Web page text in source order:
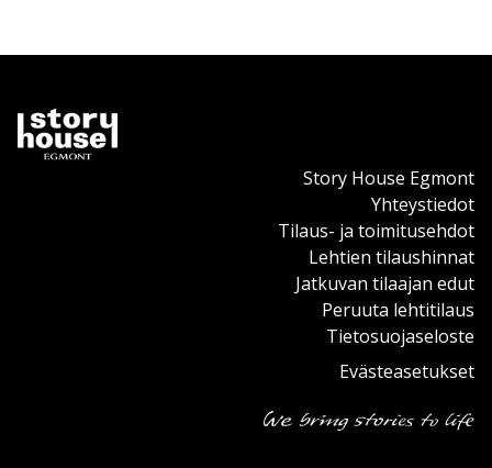
Story House Egmont
Yhteystiedot
Tilaus- ja toimitusehdot
Lehtien tilaushinnat
Jatkuvan tilaajan edut
Peruuta lehtitilaus
Tietosuojaseloste
Evästeasetukset